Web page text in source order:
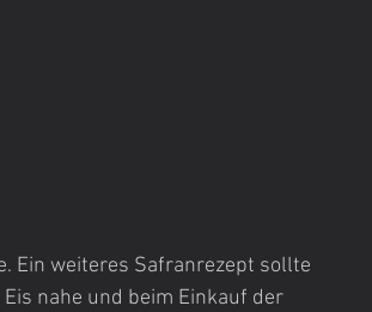
Ein weiteres Safranrezept sollte
nahe und beim Einkauf der